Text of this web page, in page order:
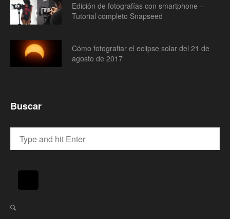
Edición de fotografías con smartphone –
Tutorial completo Snapseed
Cómo fotografiar el eclipse solar del 21 de
agosto de 2017
Buscar